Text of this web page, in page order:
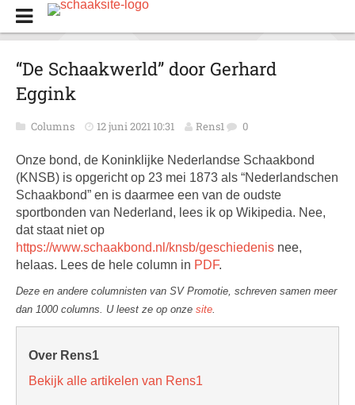
“De Schaakwerld” door Gerhard
Eggink
Columns 12 juni 2021 10:31 Rens1 0
Onze bond, de Koninklijke Nederlandse Schaakbond
(KNSB) is opgericht op 23 mei 1873 als “Nederlandschen
Schaakbond” en is daarmee een van de oudste
sportbonden van Nederland, lees ik op Wikipedia. Nee,
dat staat niet op
https://www.schaakbond.nl/knsb/geschiedenis nee,
helaas. Lees de hele column in PDF.
Deze en andere columnisten van SV Promotie, schreven samen meer
dan 1000 columns. U leest ze op onze site.
Over Rens1
Bekijk alle artikelen van Rens1